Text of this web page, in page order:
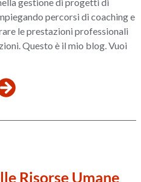
percorsi di coaching e
le prestazioni professionali
Questo è il mio blog. Vuoi
Risorse Umane